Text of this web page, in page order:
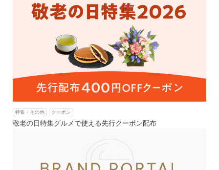
特集・その他 クーポン
敬老の日特集グルメで使える先行クーポン配布